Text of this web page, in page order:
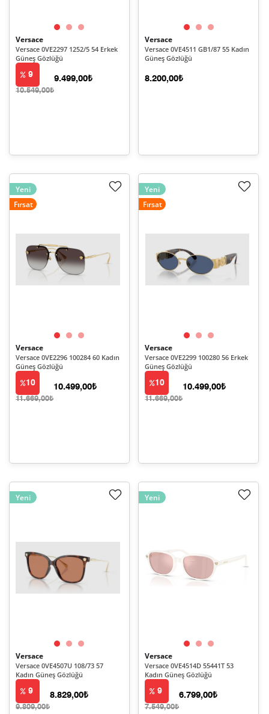
Versace
Versace 0VE2297 1252/5 54 Erkek
Güneş Gözlüğü
9
10.549,00₺
9.499,00₺
Versace
Versace 0VE4511 GB1/87 55 Kadın
Güneş Gözlüğü
8.200,00₺
Yeni
Fırsat
Versace
Versace 0VE2296 100284 60 Kadın
Güneş Gözlüğü
10
11.669,00₺
10.499,00₺
Yeni
Fırsat
Versace
Versace 0VE2299 100280 56 Erkek
Güneş Gözlüğü
10
11.669,00₺
10.499,00₺
Yeni
Versace
Versace 0VE4507U 108/73 57
Kadın Güneş Gözlüğü
9
9.809,00₺
8.829,00₺
Yeni
Versace
Versace 0VE4514D 55441T 53
Kadın Güneş Gözlüğü
9
7.549,00₺
6.799,00₺